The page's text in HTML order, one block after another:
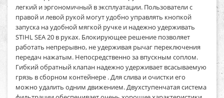
легкий и эргономичный в эксплуатации. Пользователи с
правой и левой рукой могут удобно управлять кнопкой
запуска на удобной мягкой ручке и надежно удерживать
STIHL SEA 20 в руках. Блокирующее решение позволяет
работать непрерывно, не удерживая рычаг переключения
передач нажатым. Непосредственно за впускным соплом.
Гибкий обратный клапан надежно удерживает всасываемую
грязь в сборном контейнере . Для слива и очистки его
можно удалить одним движением. Двухступенчатая система